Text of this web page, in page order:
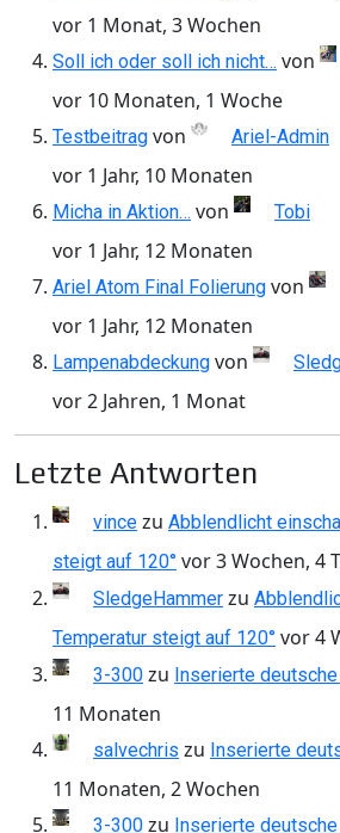
vor 1 Monat, 3 Wochen
Soll ich oder soll ich nicht… von
vor 10 Monaten, 1 Woche
Testbeitrag von Ariel-Admin
vor 1 Jahr, 10 Monaten
Micha in Aktion… von Tobi
vor 1 Jahr, 12 Monaten
Ariel Atom Final Folierung von
vor 1 Jahr, 12 Monaten
Lampenabdeckung von
vor 2 Jahren, 1 Monat
Letzte Antworten
vince zu Abblendlicht
steigt auf 120° vor 3 Wochen, 4
SledgeHammer zu
Temperatur steigt auf 120° vor 4
3-300 zu Inserierte
11 Monaten
salvechris zu Inserierte
11 Monaten, 2 Wochen
3-300 zu Inserierte